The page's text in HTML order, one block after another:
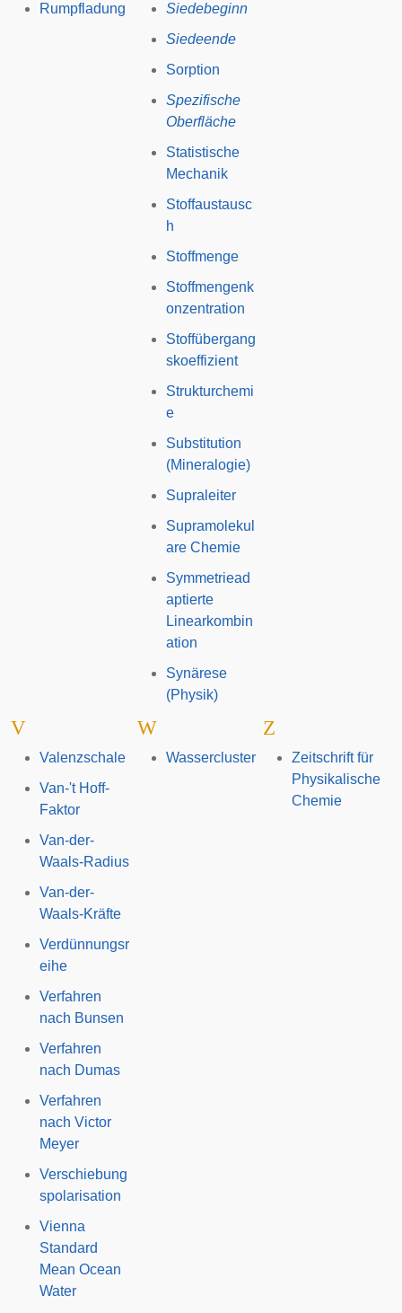
Rumpfladung
Siedebeginn
Siedeende
Sorption
Spezifische
Oberfläche
Statistische
Mechanik
Stoffaustausc
h
Stoffmenge
Stoffmengenk
onzentration
Stoffübergang
skoeffizient
Strukturchemi
e
Substitution
(Mineralogie)
Supraleiter
Supramolekul
are Chemie
Symmetriead
aptierte
Linearkombin
ation
Synärese
(Physik)
V
Valenzschale
Van-'t Hoff-
Faktor
Van-der-
Waals-Radius
Van-der-
Waals-Kräfte
Verdünnungsr
eihe
Verfahren
nach Bunsen
Verfahren
nach Dumas
Verfahren
nach Victor
Meyer
Verschiebung
spolarisation
Vienna
Standard
Mean Ocean
Water
W
Wassercluster
Z
Zeitschrift für
Physikalische
Chemie